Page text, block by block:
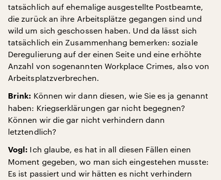
tatsächlich auf ehemalige ausgestellte Postbeamte,
die zurück an ihre Arbeitsplätze gegangen sind und
wild um sich geschossen haben. Und da lässt sich
tatsächlich ein Zusammenhang bemerken: soziale
Deregulierung auf der einen Seite und eine erhöhte
Anzahl von sogenannten Workplace Crimes, also von
Arbeitsplatzverbrechen.
Brink: Können wir dann diesen, wie Sie es ja genannt
haben: Kriegserklärungen gar nicht begegnen?
Können wir die gar nicht verhindern dann
letztendlich?
Vogl: Ich glaube, es hat in all diesen Fällen einen
Moment gegeben, wo man sich eingestehen musste:
Es ist passiert und wir hätten es nicht verhindern